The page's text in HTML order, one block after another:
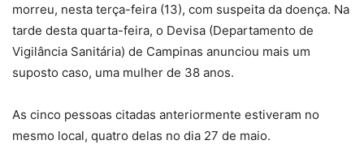
morreu, nesta terça-feira (13), com suspeita da doença. Na
tarde desta quarta-feira, o Devisa (Departamento de
Vigilância Sanitária) de Campinas anunciou mais um
suposto caso, uma mulher de 38 anos.
As cinco pessoas citadas anteriormente estiveram no
mesmo local, quatro delas no dia 27 de maio.